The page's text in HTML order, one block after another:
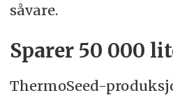
såvare.
Sparer 50 000
ThermoSeed-